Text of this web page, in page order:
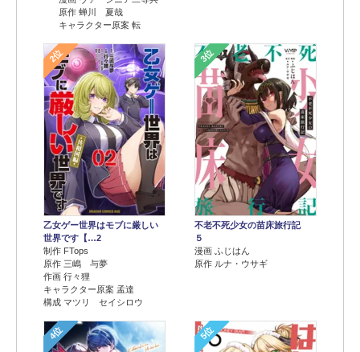
原作 蝉川 夏哉
キャラクター原案 転
2位
乙女ゲー世界はモブに厳しい
世界です【…2
制作 FTops
原作 三嶋 与夢
作画 行々狸
キャラクター原案 孟達
構成 マツリ セイシロウ
3位
不老不死少女の苗床旅行記
５
漫画 ふじはん
原作 ルナ・ウサギ
4位 5位